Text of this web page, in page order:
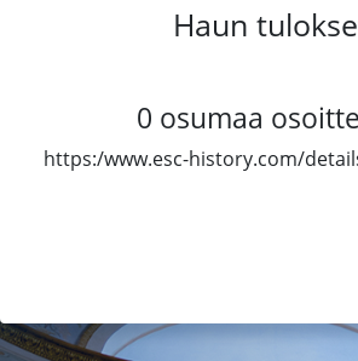
Haun
0 osumaa
https:/www.esc-history.com/